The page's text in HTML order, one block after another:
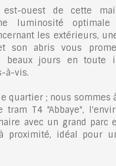
est-ouest de cette
luminosité
les extérieurs,
son abris vous
beaux jours en toute
à-vis.
quartier ; nous sommes
tram T4 "Abbaye",
avec un grand parc
proximité, idéal pour